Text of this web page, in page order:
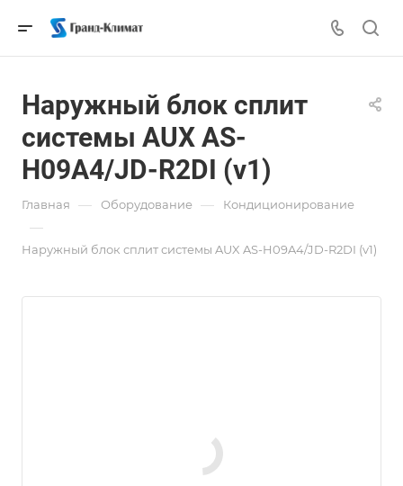
Наружный блок сплит
системы AUX AS-
H09A4/JD-R2DI (v1)
Главная — Оборудование — Кондиционирование
—
Наружный блок сплит системы AUX AS-H09A4/JD-R2DI (v1)